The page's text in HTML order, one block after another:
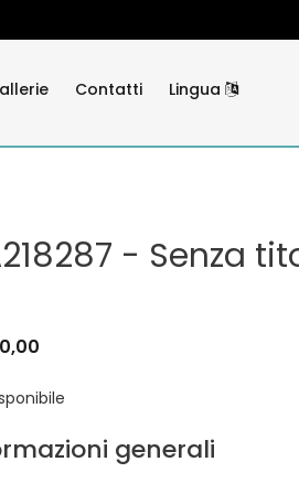
Contatti Lingua
- Senza
generali